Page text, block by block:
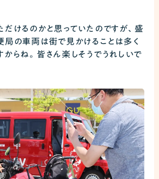
だけるのかと思っていたのですが、盛
局の車両は街で見かけることは多く
からね。皆さん楽しそうでうれしいで